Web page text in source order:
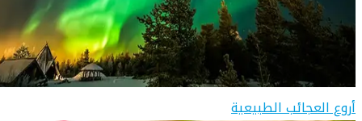
أروع العجائب الطبيعية